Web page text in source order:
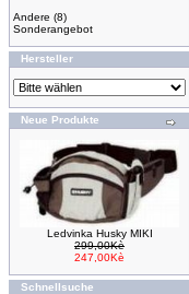
Andere (8)
Sonderangebot
Hersteller
Neue Produkte
Ledvinka Husky MIKI
299,00Kè
247,00Kè
Schnellsuche